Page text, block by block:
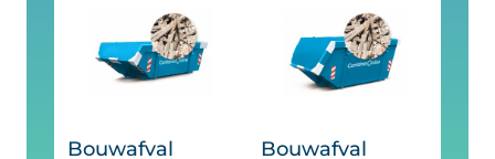
Bouwafval
Bouwafval